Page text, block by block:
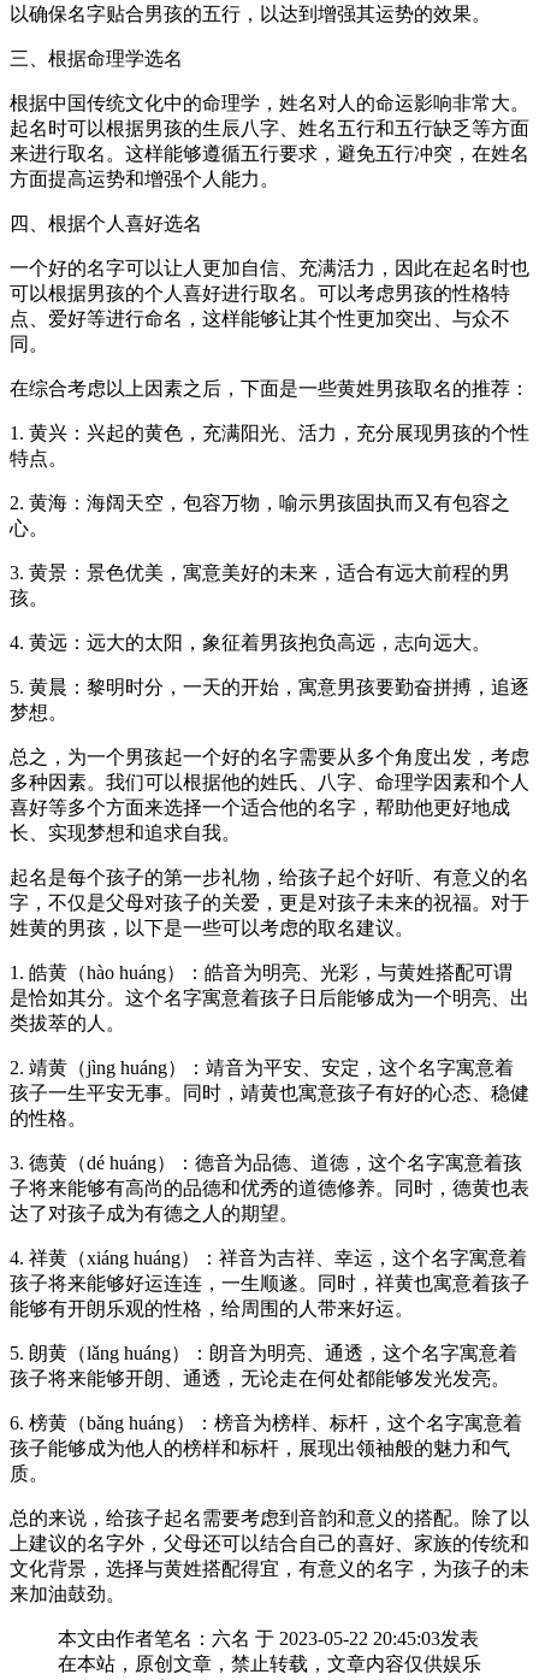
以确保名字贴合男孩的五行，以达到增强其运势的效果。
三、根据命理学选名
根据中国传统文化中的命理学，姓名对人的命运影响非常大。
起名时可以根据男孩的生辰八字、姓名五行和五行缺乏等方面
来进行取名。这样能够遵循五行要求，避免五行冲突，在姓名
方面提高运势和增强个人能力。
四、根据个人喜好选名
一个好的名字可以让人更加自信、充满活力，因此在起名时也
可以根据男孩的个人喜好进行取名。可以考虑男孩的性格特
点、爱好等进行命名，这样能够让其个性更加突出、与众不
同。
在综合考虑以上因素之后，下面是一些黄姓男孩取名的推荐：
1. 黄兴：兴起的黄色，充满阳光、活力，充分展现男孩的个性
特点。
2. 黄海：海阔天空，包容万物，喻示男孩固执而又有包容之
心。
3. 黄景：景色优美，寓意美好的未来，适合有远大前程的男
孩。
4. 黄远：远大的太阳，象征着男孩抱负高远，志向远大。
5. 黄晨：黎明时分，一天的开始，寓意男孩要勤奋拼搏，追逐
梦想。
总之，为一个男孩起一个好的名字需要从多个角度出发，考虑
多种因素。我们可以根据他的姓氏、八字、命理学因素和个人
喜好等多个方面来选择一个适合他的名字，帮助他更好地成
长、实现梦想和追求自我。
起名是每个孩子的第一步礼物，给孩子起个好听、有意义的名
字，不仅是父母对孩子的关爱，更是对孩子未来的祝福。对于
姓黄的男孩，以下是一些可以考虑的取名建议。
1. 皓黄（hào huáng）：皓音为明亮、光彩，与黄姓搭配可谓
是恰如其分。这个名字寓意着孩子日后能够成为一个明亮、出
类拔萃的人。
2. 靖黄（jìng huáng）：靖音为平安、安定，这个名字寓意着
孩子一生平安无事。同时，靖黄也寓意孩子有好的心态、稳健
的性格。
3. 德黄（dé huáng）：德音为品德、道德，这个名字寓意着孩
子将来能够有高尚的品德和优秀的道德修养。同时，德黄也表
达了对孩子成为有德之人的期望。
4. 祥黄（xiáng huáng）：祥音为吉祥、幸运，这个名字寓意着
孩子将来能够好运连连，一生顺遂。同时，祥黄也寓意着孩子
能够有开朗乐观的性格，给周围的人带来好运。
5. 朗黄（lǎng huáng）：朗音为明亮、通透，这个名字寓意着
孩子将来能够开朗、通透，无论走在何处都能够发光发亮。
6. 榜黄（bǎng huáng）：榜音为榜样、标杆，这个名字寓意着
孩子能够成为他人的榜样和标杆，展现出领袖般的魅力和气
质。
总的来说，给孩子起名需要考虑到音韵和意义的搭配。除了以
上建议的名字外，父母还可以结合自己的喜好、家族的传统和
文化背景，选择与黄姓搭配得宜，有意义的名字，为孩子的未
来加油鼓劲。
本文由作者笔名：六名 于 2023-05-22 20:45:03发表
在本站，原创文章，禁止转载，文章内容仅供娱乐